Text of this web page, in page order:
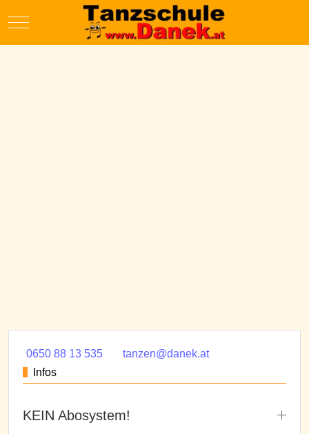
Mobile Menu Toggle
0650 88 13 535
tanzen@danek.at
Infos
KEIN Abosystem!